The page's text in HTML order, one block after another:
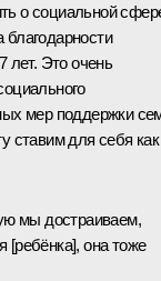
о социальной
лет. Это очень
мер поддержки
ставим для себя как
мы достраиваем,
[ребёнка], она тоже